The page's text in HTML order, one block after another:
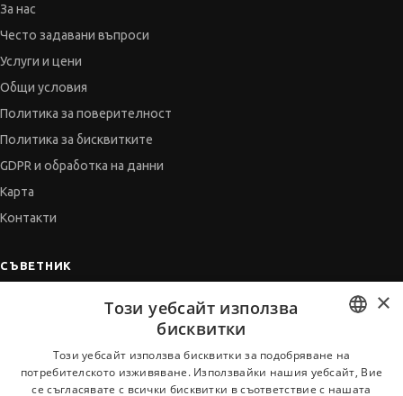
За нас
Често задавани въпроси
Услуги и цени
Общи условия
Политика за поверителност
Политика за бисквитките
GDPR и обработка на данни
Карта
Контакти
СЪВЕТНИК
Когато получим оферта
BULGARIAN
ENGLISH
×
Този уебсайт използва
бисквитки
Този уебсайт използва бисквитки за подобряване на
потребителското изживяване. Използвайки нашия уебсайт, Вие
се съгласявате с всички бисквитки в съответствие с нашата